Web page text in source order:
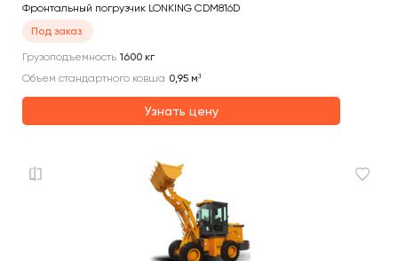
Фронтальный погрузчик LONKING CDM816D
Под заказ
Грузоподъемность 1600 кг
Объем стандартного ковша 0,95 м³
Узнать цену